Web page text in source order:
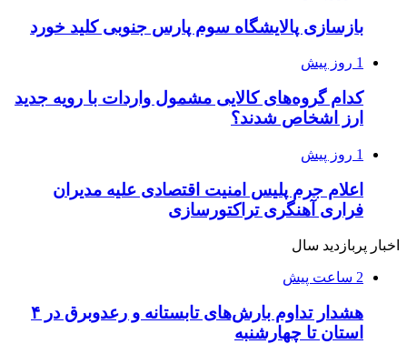
بازسازی پالایشگاه سوم پارس جنوبی کلید خورد
1 روز پیش
کدام گروه‌های کالایی مشمول واردات با رویه جدید
ارز اشخاص شدند؟
1 روز پیش
اعلام جرم پلیس امنیت اقتصادی علیه مدیران
فراری آهنگری تراکتورسازی
اخبار پربازدید سال
2 ساعت پیش
هشدار تداوم بارش‌های تابستانه و رعدوبرق در ۴
استان تا چهارشنبه